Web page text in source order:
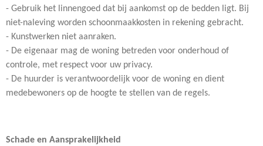
- Gebruik het linnengoed dat bij aankomst op de bedden ligt. Bij
niet-naleving worden schoonmaakkosten in rekening gebracht.
- Kunstwerken niet aanraken.
- De eigenaar mag de woning betreden voor onderhoud of
controle, met respect voor uw privacy.
- De huurder is verantwoordelijk voor de woning en dient
medebewoners op de hoogte te stellen van de regels.
Schade en Aansprakelijkheid